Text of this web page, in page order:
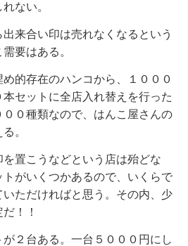
ない。
来合い印は売れなくなるという
要はある。
的存在のハンコから、１０００
セットに全店入れ替えを行った
０種類なので、はんこ屋さんの
。
置こうなどという店は殆どな
がいくつかあるので、いくらで
ただければと思う。その内、少
！！
２台ある。一台５０００円にし